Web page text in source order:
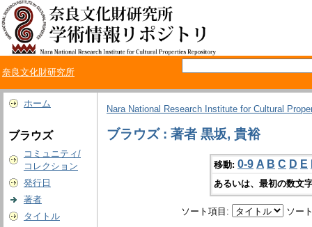
奈良文化財研究所
ホーム
ブラウズ
コミュニティ/
コレクション
発行日
著者
タイトル
Nara National Research Institute for Cultural
ブラウズ : 著者 黒坂, 貴裕
移動: 0-9 A B C D E
あるいは、最初の数文
ソート項目: ソー